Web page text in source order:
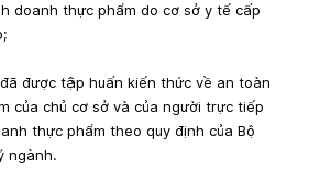
doanh thực phẩm do cơ sở y tế cấp
được tập huấn kiến thức về an toàn
của chủ cơ sở và của người trực tiếp
thực phẩm theo quy định của Bộ
ngành.